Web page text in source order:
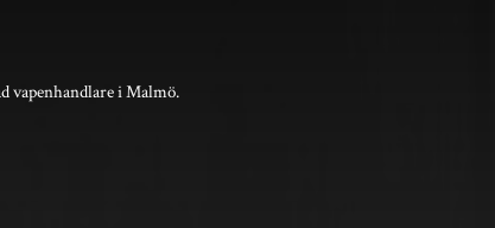
vapenhandlare i Malmö.